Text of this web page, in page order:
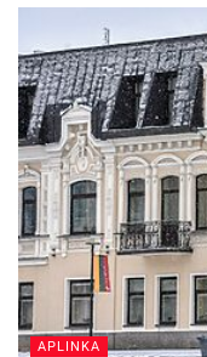
APLINKA